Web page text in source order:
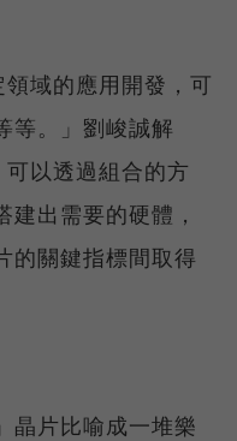
域的應用開發，可
等。」劉峻誠解
以透過組合的方
出需要的硬體，
的關鍵指標間取得
晶片比喻成一堆樂